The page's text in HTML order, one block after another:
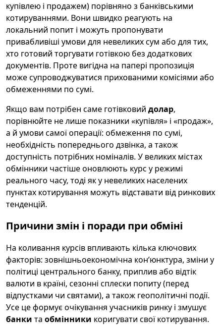
купівлею і продажем) порівняно з банківськими
котируваннями. Вони швидко реагують на
локальний попит і можуть пропонувати
привабливіші умови для невеликих сум або для тих,
хто готовий торгувати готівкою без додаткових
документів. Проте вигідна на папері пропозиція
може супроводжуватися прихованими комісіями або
обмеженнями по сумі.
Якщо вам потрібен саме готівковий долар,
порівнюйте не лише показники «купівля» і «продаж»,
а й умови самої операції: обмеження по сумі,
необхідність попереднього дзвінка, а також
доступність потрібних номіналів. У великих містах
обмінники частіше оновлюють курс у режимі
реального часу, тоді як у невеликих населених
пунктах котирування можуть відставати від ринкових
тенденцій.
Причини змін і поради при обміні
На коливання курсів впливають кілька ключових
факторів: зовнішньоекономічна кон’юнктура, зміни у
політиці центрального банку, приплив або відтік
валюти в країні, сезонні сплески попиту (перед
відпустками чи святами), а також геополітичні події.
Усе це формує очікування учасників ринку і змушує
банки та обмінники коригувати свої котирування.